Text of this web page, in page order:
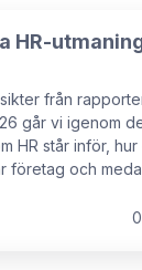
HR-
från
går vi igenom
HR står inför,
företag och
inflytande som